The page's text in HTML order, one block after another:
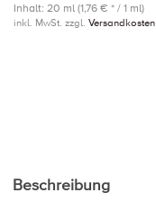
Inhalt: 20 ml (1,76 € * / 1 ml)
inkl. MwSt. zzgl. Versandkosten
Beschreibung